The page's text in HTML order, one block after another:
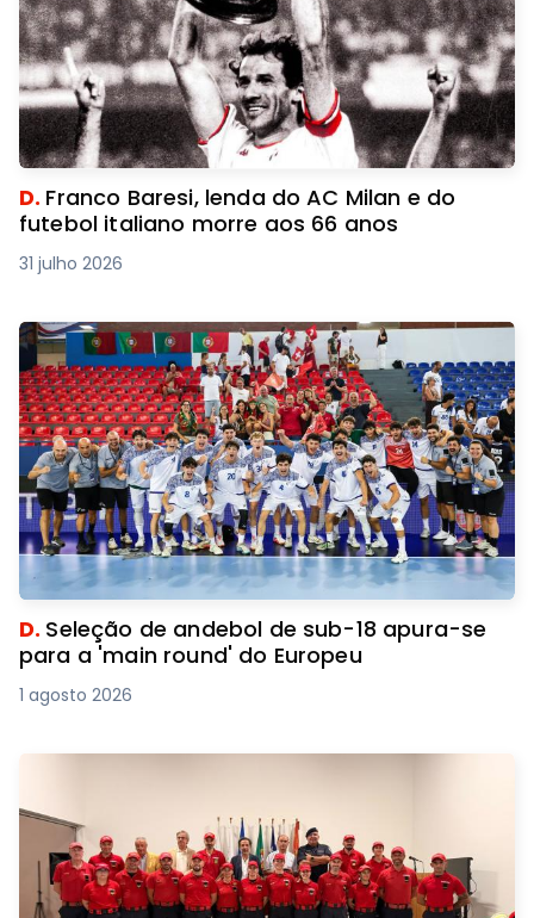
D. Franco Baresi, lenda do AC Milan e do
futebol italiano morre aos 66 anos
31 julho 2026
D. Seleção de andebol de sub-18 apura-se
para a 'main round' do Europeu
1 agosto 2026